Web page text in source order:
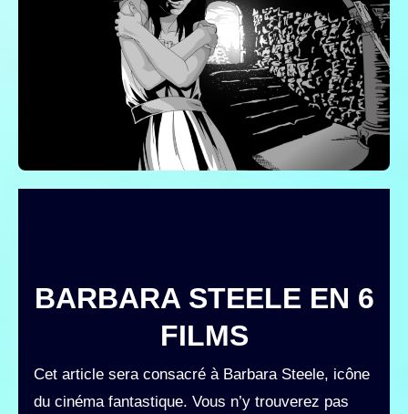
BARBARA STEELE EN 6
FILMS
Cet article sera consacré à Barbara Steele, icône
du cinéma fantastique. Vous n’y trouverez pas